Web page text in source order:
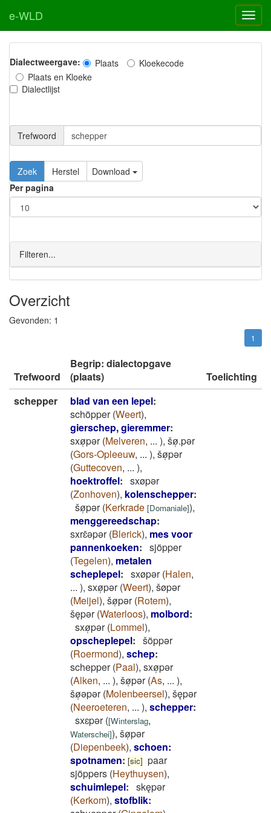
e-WLD
Dialectweergave: Plaats
Kloekecode
Plaats en Kloeke
Dialectlijst
Trefwoord
Download
Per pagina
Filteren...
Overzicht
Gevonden: 1
1
Trefwoord
Begrip: dialectopgave
(plaats)
Toelichting
schepper
blad van een lepel:
schöpper(Weert),
gierschep, gieremmer:
sxø̜pǝr(Melveren, ... ), šø̜.pǝr
(Gors-Opleeuw, ... ), šø̜pǝr
(Guttecoven, ... ),
hoektroffel: sxøpǝr
(Zonhoven), kolenschepper:
šø̜pǝr(Kerkrade [Domaniale]),
menggereedschap:
sxrɛ̄ǝpǝr(Blerick), mes voor
pannenkoeken: sjöpper
(Tegelen), metalen
scheplepel: sxøpǝr(Halen,
... ), sxø̜pǝr(Weert), šøpǝr
(Meijel), šø̜pǝr(Rotem),
šępǝr(Waterloos), molbord:
sxø̜pǝr(Lommel),
opscheplepel: šöppər
(Roermond), schep:
schepper(Paal), sxø̜pǝr
(Alken, ... ), šø̜pǝr(As, ... ),
šø̜ǝpǝr(Molenbeersel), šępǝr
(Neeroeteren, ... ), schepper:
sxɛpǝr([Winterslag,
Waterschei]), šø̜pǝr
(Diepenbeek), schoen:
spotnamen: [sic] paar
sjöppers (Heythuysen),
schuimlepel: skępǝr
(Kerkom), stofblik: